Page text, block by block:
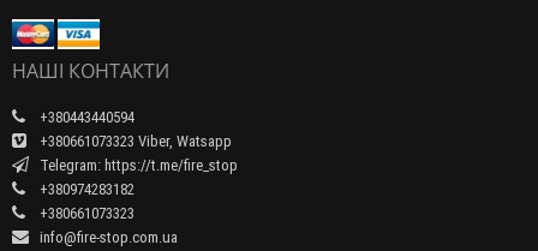
НАШІ КОНТАКТИ
+380443440594
+380661073323 Viber, Watsapp
Telegram: https://t.me/fire_stop
+380974283182
+380661073323
info@fire-stop.com.ua